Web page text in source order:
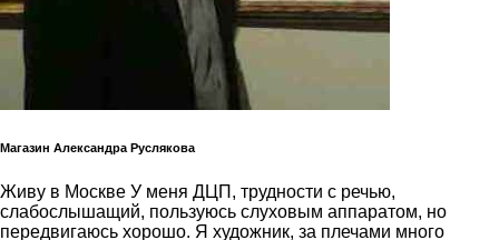
Магазин Александра Руслякова
Живу в Москве У меня ДЦП, трудности с речью,
слабослышащий, пользуюсь слуховым аппаратом, но
передвигаюсь хорошо. Я художник, за плечами много